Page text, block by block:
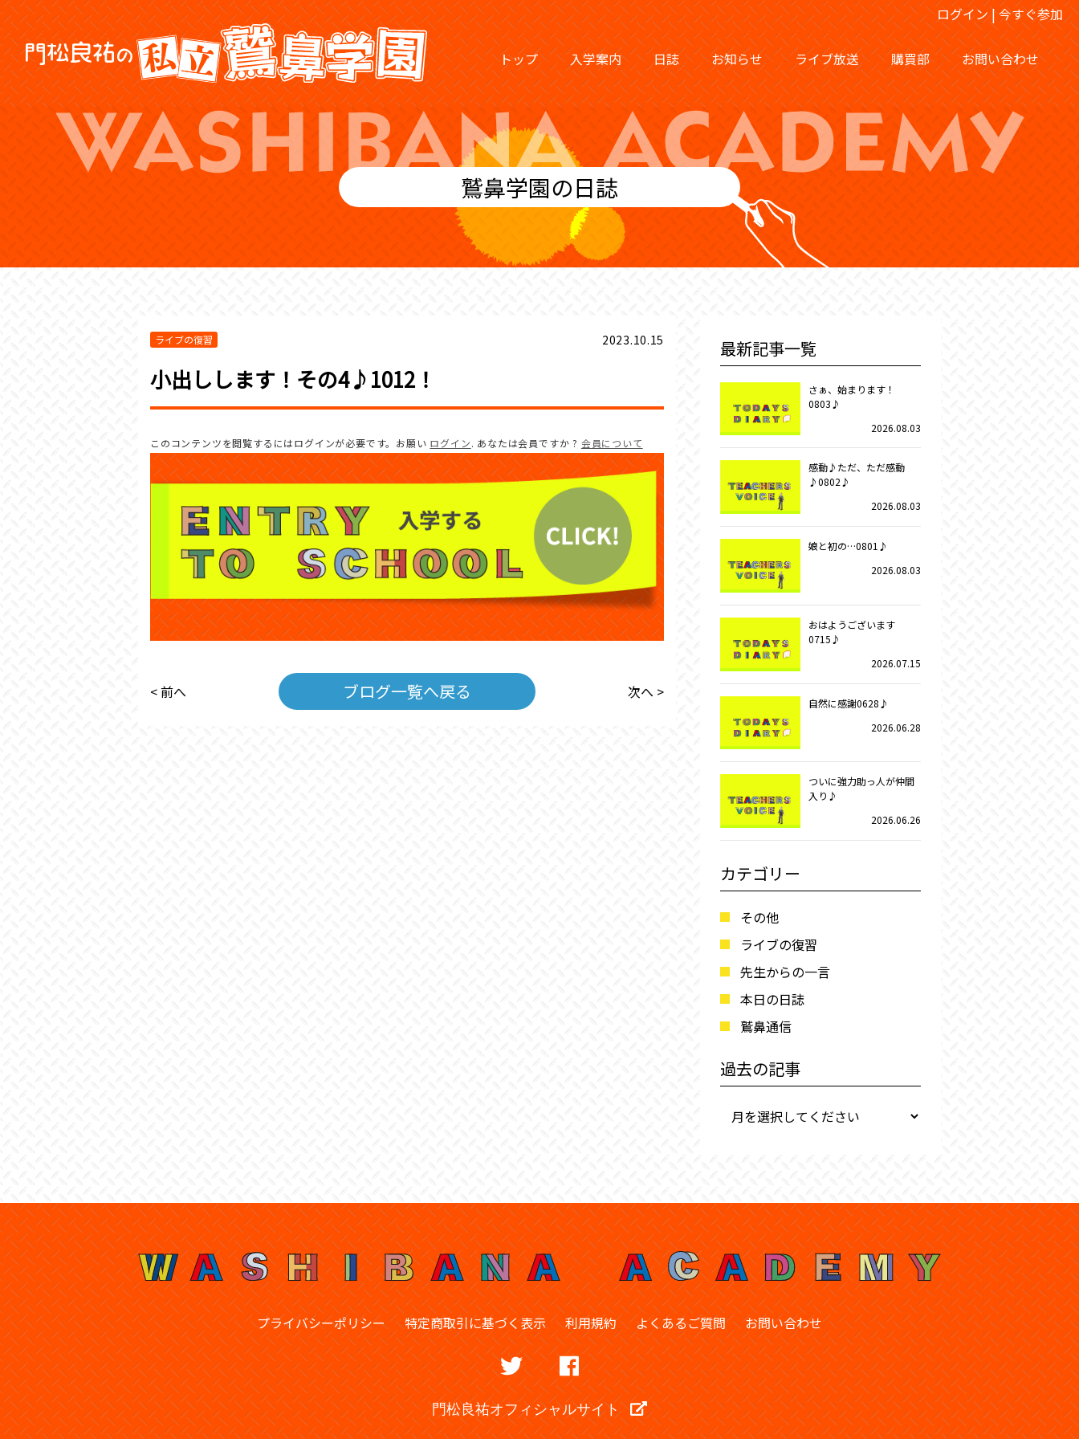
ログイン | 今すぐ参加
トップ 入学案内 日誌 お知らせ ライブ放送 購買部 お問い合わせ
鷲鼻学園の日誌
ライブの復習 2023.10.15
小出しします！その4♪1012！
このコンテンツを閲覧するにはログインが必要です。お願い ログイン. あなたは会員ですか ? 会員について
< 前へ ブログ一覧へ戻る 次へ >
最新記事一覧
さぁ、始まります！
0803♪
2026.08.03
感動♪ただ、ただ感動
♪0802♪
2026.08.03
娘と初の…0801♪
2026.08.03
おはようございます
0715♪
2026.07.15
自然に感謝0628♪
2026.06.28
ついに強力助っ人が仲間
入り♪
2026.06.26
カテゴリー
その他
ライブの復習
先生からの一言
本日の日誌
鷲鼻通信
過去の記事
プライバシーポリシー 特定商取引に基づく表示 利用規約 よくあるご質問 お問い合わせ
門松良祐オフィシャルサイト